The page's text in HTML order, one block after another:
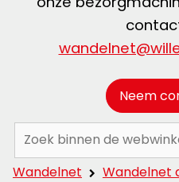
Neem
Zoeken:
Wandelnet
Wandelnet